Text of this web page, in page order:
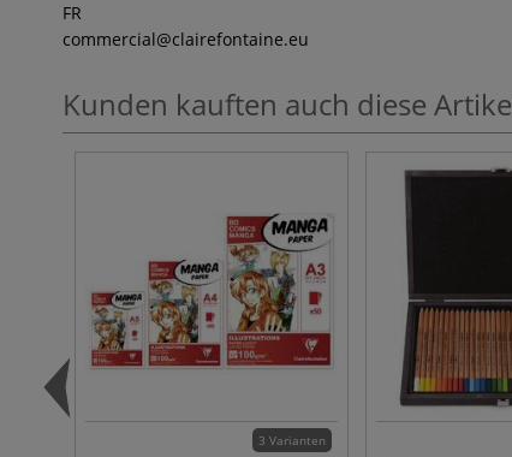
FR
commercial@clairefontaine.eu
Kunden kauften auch diese
3 Varianten